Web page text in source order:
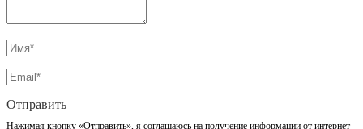
Отправить
Нажимая кнопку «Отправить», я соглашаюсь на получение информации от интернет-